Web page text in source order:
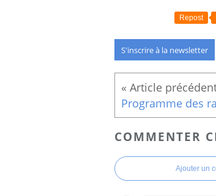
Repost
S'inscrire à la newsletter
COMMENTER
Ajouter un